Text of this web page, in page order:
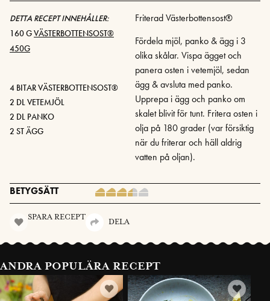
DETTA RECEPT INNEHÅLLER:
160 GVÄSTERBOTTENSOST®
450G
4 BITAR VÄSTERBOTTENSOST®
2 DL VETEMJÖL
2 DL PANKO
2 ST ÄGG
Friterad Västerbottensost®
Fördela mjöl, panko & ägg i 3
olika skålar. Vispa ägget och
panera osten i vetemjöl, sedan
ägg & avsluta med panko.
Upprepa i ägg och panko om
skalet blivit för tunt. Fritera osten i
olja på 180 grader (var försiktig
när du friterar och häll aldrig
vatten på oljan).
BETYGSÄTT
SPARA RECEPT
DELA
ANDRA POPULÄRA RECEPT